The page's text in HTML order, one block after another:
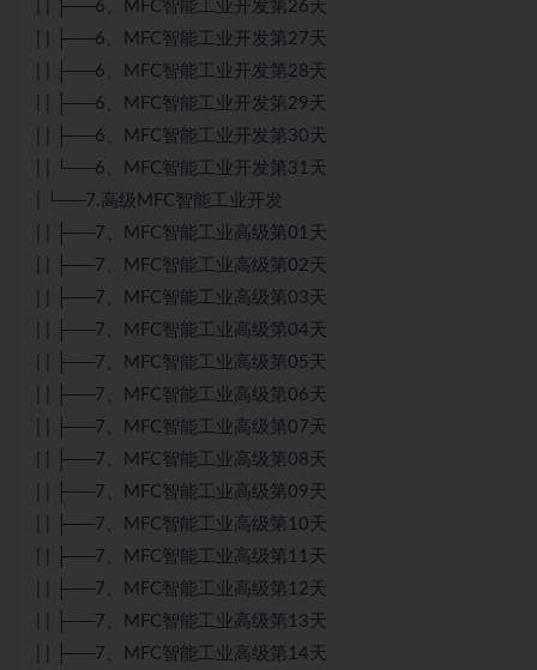
| | ├──6、MFC智能工业开发第26天
| | ├──6、MFC智能工业开发第27天
| | ├──6、MFC智能工业开发第28天
| | ├──6、MFC智能工业开发第29天
| | ├──6、MFC智能工业开发第30天
| | └──6、MFC智能工业开发第31天
| └──7.高级MFC智能工业开发
| | ├──7、MFC智能工业高级第01天
| | ├──7、MFC智能工业高级第02天
| | ├──7、MFC智能工业高级第03天
| | ├──7、MFC智能工业高级第04天
| | ├──7、MFC智能工业高级第05天
| | ├──7、MFC智能工业高级第06天
| | ├──7、MFC智能工业高级第07天
| | ├──7、MFC智能工业高级第08天
| | ├──7、MFC智能工业高级第09天
| | ├──7、MFC智能工业高级第10天
| | ├──7、MFC智能工业高级第11天
| | ├──7、MFC智能工业高级第12天
| | ├──7、MFC智能工业高级第13天
| | ├──7、MFC智能工业高级第14天